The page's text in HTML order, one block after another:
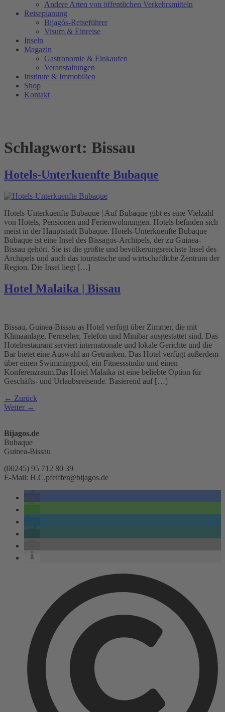
Andere Arten von öffentlichen Verkehrsmitteln
Reiseplanung
Bijagós-Reiseführer
Visum & Einreise
Inseln
Magazin
Gastronomie & Einkaufen
Veranstaltungen
Institute & Immobilien
Shop
Kontakt
Schlagwort: Bissau
Hotels-Unterkuenfte Bubaque
Hotels-Unterkuenfte Bubaque | Auf Bubaque gibt es eine Vielzahl
von Hotels, Pensionen und Ferienwohnungen. Hotels befinden sich
meist in der Hauptstadt Bubaque. Hotels-Unterkuenfte Bubaque
Bubaque ist eine Insel des Bissagos-Archipels, der zu Guinea-
Bissau gehört. Sie ist die größte und bevölkerungsreichste Insel des
Archipels und auch das touristische und wirtschaftliche Zentrum der
Region. Die Insel liegt […]
Hotel Malaika | Bissau
Bissau, Guinea-Bissau as Hotel verfügt über Zimmer, die mit
Klimaanlage, Fernseher, Telefon und Minibar ausgestattet sind. Das
Hotelrestaurant serviert internationale und lokale Gerichte und die
Bar bietet eine Auswahl an Getränken. Das Hotel verfügt außerdem
über einen Swimmingpool, ein Fitnessstudio und einen
Konferenzraum.Das Hotel Malaika ist eine beliebte Option für
Geschäfts- und Urlaubsreisende. Basierend auf […]
← Zurück
Weiter →
Bijagos.de
Bubaque
Guinea-Bissau
(00245) 95 712 80 39
E-Mail: H.C.pfeiffer@bijagos.de